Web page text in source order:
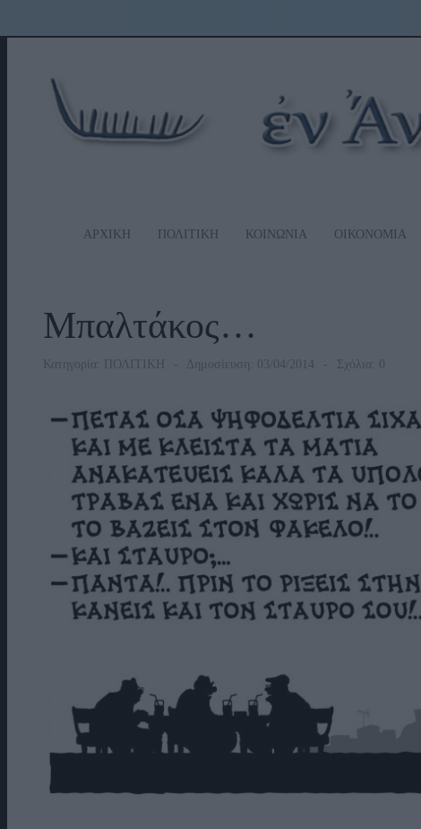
ΑΡΧΙΚΗ ΠΟΛΙΤΙΚΗ ΚΟΙΝΩΝΙΑ ΟΙΚΟΝΟΜΙΑ
Μπαλτάκος…
Κατηγορία: ΠΟΛΙΤΙΚΗ Δημοσίευση: 03/04/2014 Σχόλια: 0